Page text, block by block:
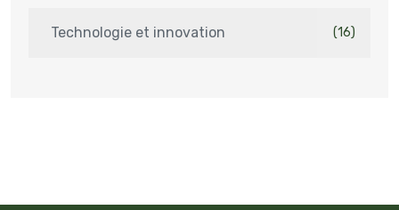
Technologie et innovation (16)